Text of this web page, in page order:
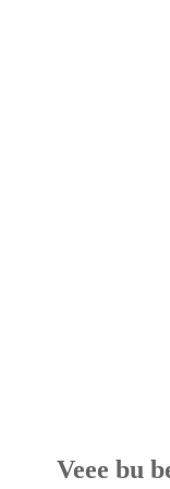
Veee bu